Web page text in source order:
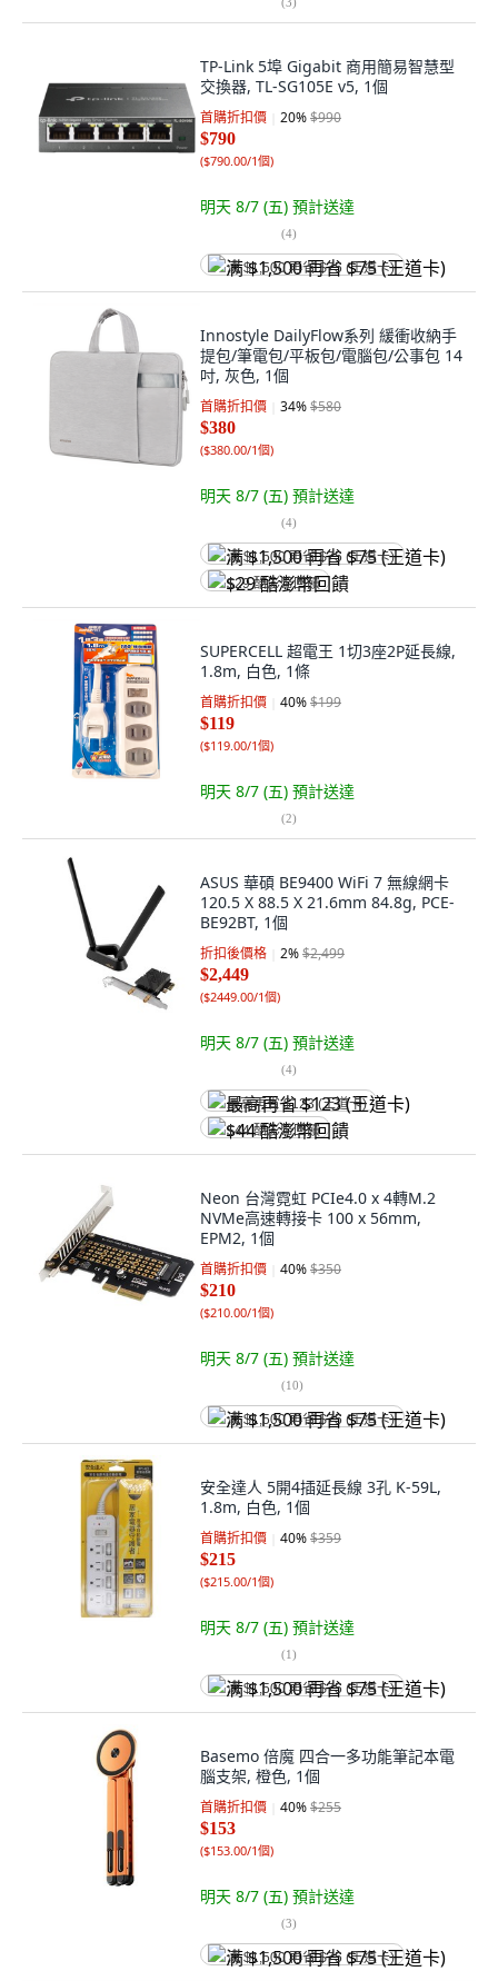
TP-Link 5埠 Gigabit 商用簡易智慧型
交換器, TL-SG105E v5, 1個
首購折扣價 20%$990
$790
($790.00/1個)
明天 8/7 (五) 預計送達
(4)
满 $1,500 再省 $75 (王道卡)
Innostyle DailyFlow系列 緩衝收納手
提包/筆電包/平板包/電腦包/公事包 14
吋, 灰色, 1個
首購折扣價 34%$580
$380
($380.00/1個)
明天 8/7 (五) 預計送達
(4)
满 $1,500 再省 $75 (王道卡)
$29 酷澎幣回饋
SUPERCELL 超電王 1切3座2P延長線,
1.8m, 白色, 1條
首購折扣價 40%$199
$119
($119.00/1個)
明天 8/7 (五) 預計送達
(2)
ASUS 華碩 BE9400 WiFi 7 無線網卡
120.5 X 88.5 X 21.6mm 84.8g, PCE-
BE92BT, 1個
折扣後價格 2%$2,499
$2,449
($2449.00/1個)
明天 8/7 (五) 預計送達
(4)
最高再省 $123 (王道卡)
$44 酷澎幣回饋
Neon 台灣霓虹 PCIe4.0 x 4轉M.2
NVMe高速轉接卡 100 x 56mm,
EPM2, 1個
首購折扣價 40%$350
$210
($210.00/1個)
明天 8/7 (五) 預計送達
(10)
满 $1,500 再省 $75 (王道卡)
安全達人 5開4插延長線 3孔 K-59L,
1.8m, 白色, 1個
首購折扣價 40%$359
$215
($215.00/1個)
明天 8/7 (五) 預計送達
(1)
满 $1,500 再省 $75 (王道卡)
Basemo 倍魔 四合一多功能筆記本電
腦支架, 橙色, 1個
首購折扣價 40%$255
$153
($153.00/1個)
明天 8/7 (五) 預計送達
(3)
满 $1,500 再省 $75 (王道卡)